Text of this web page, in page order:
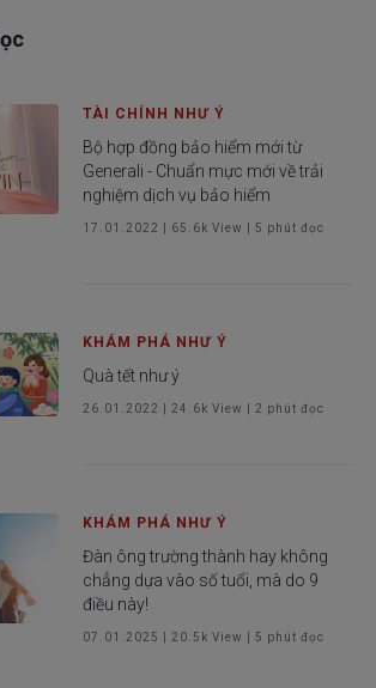
TÀI CHÍNH NHƯ Ý
Bộ hợp đồng bảo hiểm mới từ
Generali - Chuẩn mực mới về trải
nghiệm dịch vụ bảo hiểm
17.01.2022 65.6k View |5 phút đọc
KHÁM PHÁ NHƯ Ý
Quà tết như ý
26.01.2022 |24.6k View |2 phút đọc
KHÁM PHÁ NHƯ Ý
Đàn ông trường thành hay không
chẳng dựa vào số tuổi, mà do 9
điều này!
07.01.2025 |20.5k View |5 phút đọc